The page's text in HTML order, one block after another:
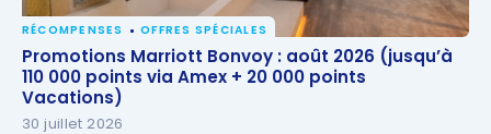
Promotions Marriott Bonvoy : août 2026 (jusqu’à
110 000 points via Amex + 20 000 points Vacations)
RÉCOMPENSES OFFRES SPÉCIALES
Promotions Marriott Bonvoy : août 2026 (jusqu’à
110 000 points via Amex + 20 000 points
Vacations)
30 juillet 2026